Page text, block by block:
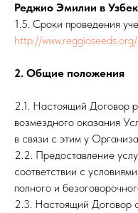
Реджио Эмилии в
1.5. Сроки проведения
http://
2. Общие положения
2.1. Настоящий Договор
возмездного оказания
в связи с этим у
2.2. Предоставление
соответствии с
полного и
2.3. Настоящий Договор